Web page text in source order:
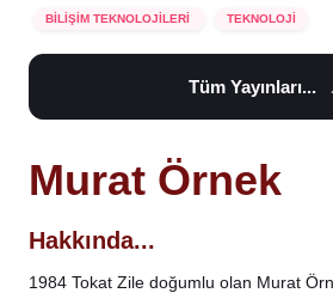
BİLİŞİM TEKNOLOJİLERİ TEKNOLOJİ
Tüm Yayınları...
Murat Örnek
Hakkında...
1984 Tokat Zile doğumlu olan Murat